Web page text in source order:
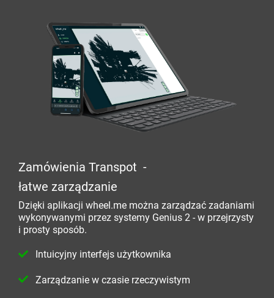
Zamówienia Transpot -
łatwe zarządzanie
Dzięki aplikacji wheel.me można zarządzać zadaniami
wykonywanymi przez systemy Genius 2 - w przejrzysty
i prosty sposób.
Intuicyjny interfejs użytkownika
Zarządzanie w czasie rzeczywistym